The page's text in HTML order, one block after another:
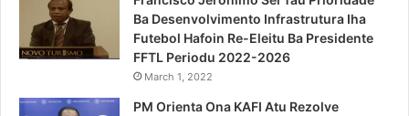
Ba Desenvolvimento Infrastrutura Iha
Futebol Hafoin Re-Eleitu Ba Presidente
FFTL Periodu 2022-2026
March 1, 2022
PM Orienta Ona KAFI Atu Rezolve